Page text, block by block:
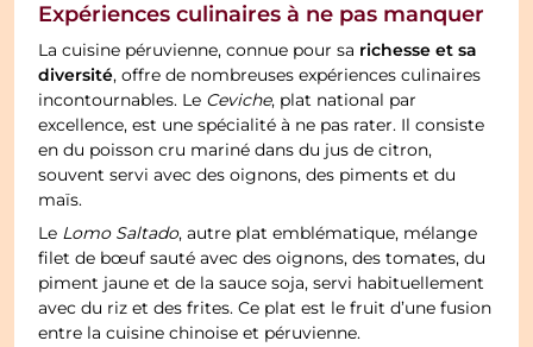
Expériences culinaires à ne pas manquer
La cuisine péruvienne, connue pour sa richesse et sa
diversité, offre de nombreuses expériences culinaires
incontournables. Le Ceviche, plat national par
excellence, est une spécialité à ne pas rater. Il consiste
en du poisson cru mariné dans du jus de citron,
souvent servi avec des oignons, des piments et du
maïs.
Le Lomo Saltado, autre plat emblématique, mélange
filet de bœuf sauté avec des oignons, des tomates, du
piment jaune et de la sauce soja, servi habituellement
avec du riz et des frites. Ce plat est le fruit d’une fusion
entre la cuisine chinoise et péruvienne.